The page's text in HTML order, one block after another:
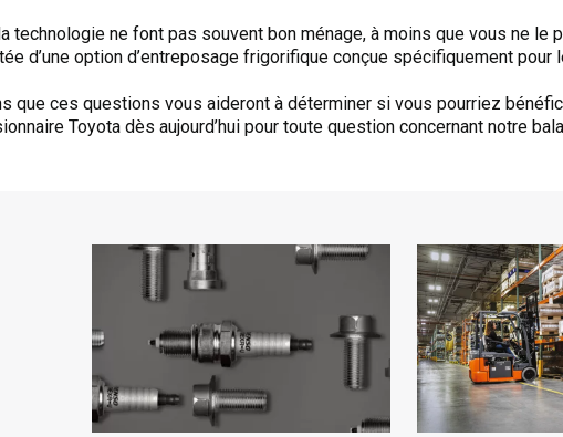
technologie ne font pas souvent bon ménage, à moins que vous ne le
d’une option d’entreposage frigorifique conçue spécifiquement
que ces questions vous aideront à déterminer si vous pourriez
Toyota dès aujourd’hui pour toute question concernant notre